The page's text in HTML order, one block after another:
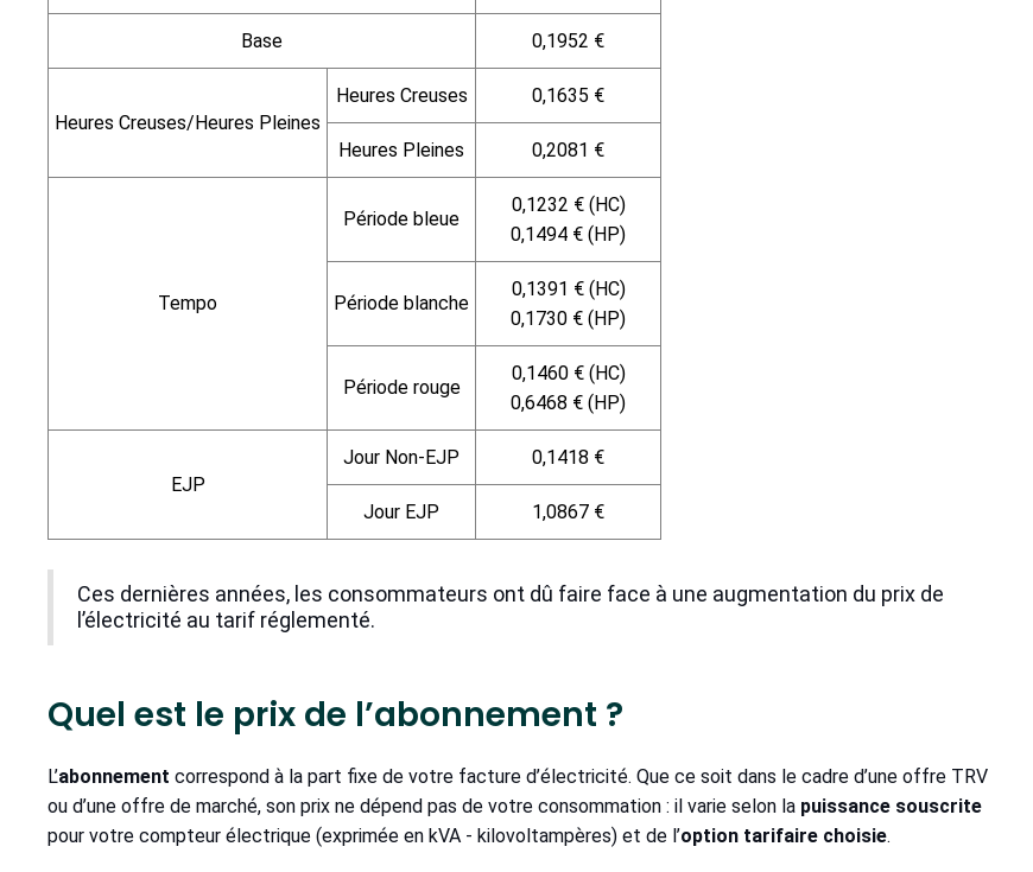
Base 0,1952 €
Heures Creuses/Heures Pleines
Heures Creuses 0,1635 €
Heures Pleines 0,2081 €
Tempo
Période bleue
0,1232 € (HC)
0,1494 € (HP)
Période blanche
0,1391 € (HC)
0,1730 € (HP)
Période rouge
0,1460 € (HC)
0,6468 € (HP)
EJP
Jour Non-EJP 0,1418 €
Jour EJP 1,0867 €
Ces dernières années, les consommateurs ont dû faire face à une augmentation du prix de
l’électricité au tarif réglementé.
Quel est le prix de l’abonnement ?
L’abonnement correspond à la part fixe de votre facture d’électricité. Que ce soit dans le cadre d’une offre TRV
ou d’une offre de marché, son prix ne dépend pas de votre consommation : il varie selon la puissance souscrite
pour votre compteur électrique (exprimée en kVA - kilovoltampères) et de l’option tarifaire choisie.